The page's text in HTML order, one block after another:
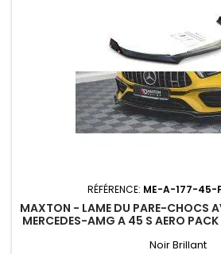
RÉFÉRENCE: ME-A-177-45-
MAXTON - LAME DU PARE-CHOCS
MERCEDES-AMG A 45 S AERO
Noir Brillant